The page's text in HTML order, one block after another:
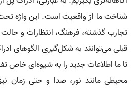
شناخت ما از واقعیت است. این واژه
تجارب گذشته، فرهنگ، انتظارات و حالت
قبلی می‌توانند به شکل‌گیری الگوهای
تا ما اطلاعات جدید را به شیوه‌ای خاص
محیطی مانند نور، صدا و حتی زمان نیز